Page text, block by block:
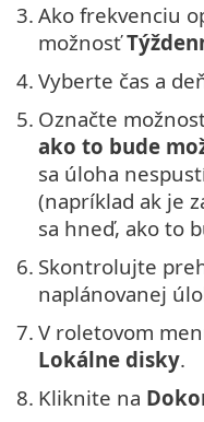
3. Ako frekvenciu
možnosť
4. Vyberte čas a
5. Označte
ako to bude
sa úloha
(napríklad ak je
sa hneď, ako to
6. Skontrolujte
naplánovanej
7. V roletovom
Lokálne disky.
8. Kliknite na